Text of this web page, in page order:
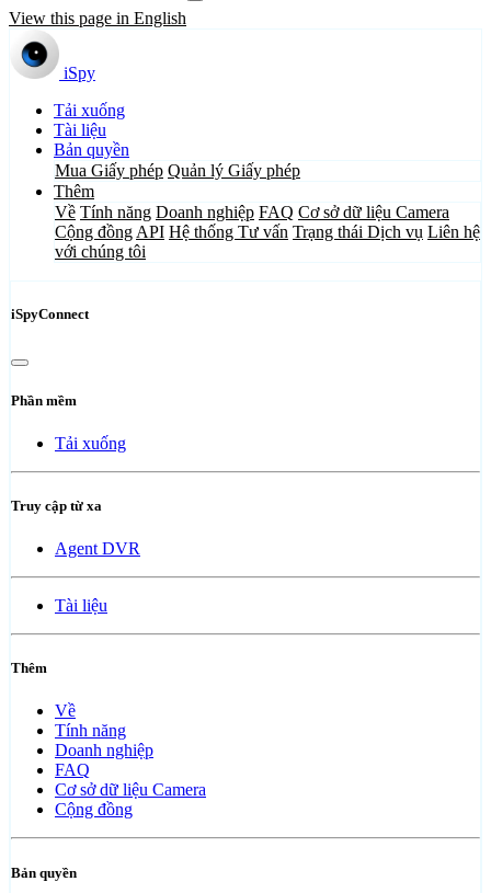
View this page in English
iSpy
Tải xuống
Tài liệu
Bản quyền
Mua Giấy phép Quản lý Giấy phép
Thêm
Về Tính năng Doanh nghiệp FAQ Cơ sở dữ liệu Camera
Cộng đồng API Hệ thống Tư vấn Trạng thái Dịch vụ Liên hệ
với chúng tôi
iSpyConnect
Phần mềm
Tải xuống
Truy cập từ xa
Agent DVR
Tài liệu
Thêm
Về
Tính năng
Doanh nghiệp
FAQ
Cơ sở dữ liệu Camera
Cộng đồng
Bản quyền